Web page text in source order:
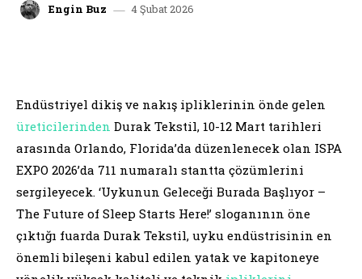
Engin Buz 4 Şubat 2026
Endüstriyel dikiş ve nakış ipliklerinin önde gelen
üreticilerinden Durak Tekstil, 10-12 Mart tarihleri
arasında Orlando, Florida’da düzenlenecek olan ISPA
EXPO 2026’da 711 numaralı stantta çözümlerini
sergileyecek. ‘Uykunun Geleceği Burada Başlıyor –
The Future of Sleep Starts Here!’ sloganının öne
çıktığı fuarda Durak Tekstil, uyku endüstrisinin en
önemli bileşeni kabul edilen yatak ve kapitoneye